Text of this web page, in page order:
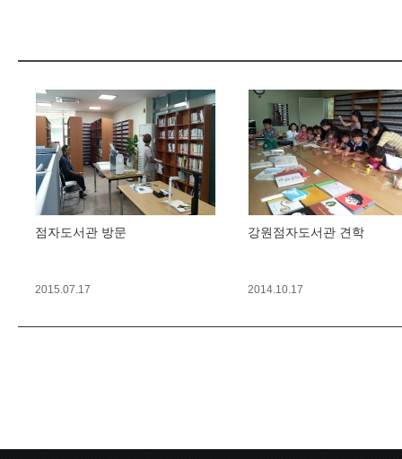
점자도서관 방문
2015.07.17
강원점자도서관 견학
2014.10.17